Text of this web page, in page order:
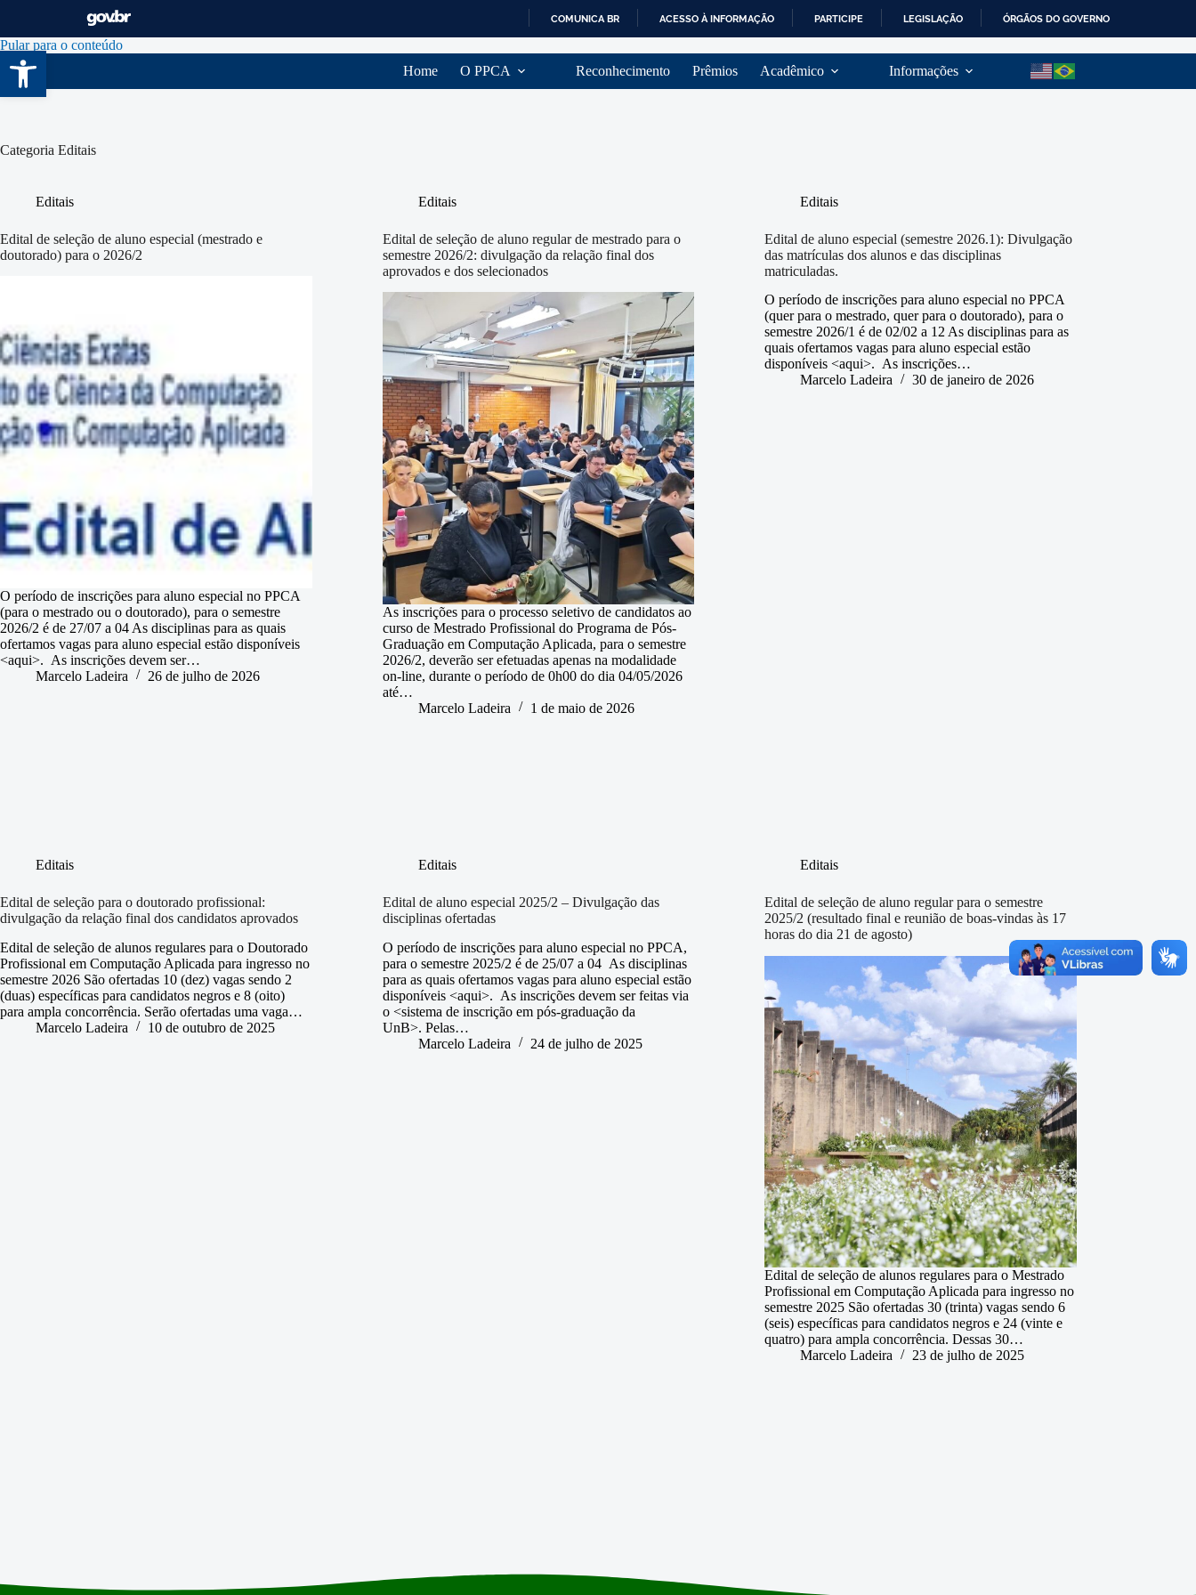
Abrir a barra de ferramentas
P
A
Ú
D
COMUNICA BR ACESSO À INFORMAÇÃO PARTICIPE LEGISLAÇÃO ÓRGÃOS DO GOVERNO
Pular para o conteúdo
Home
O PPCA Reconhecimento Prêmios Acadêmico Informações
Categoria Editais
Editais
Edital de seleção de aluno especial (mestrado e
doutorado) para o 2026/2
O período de inscrições para aluno especial no PPCA
(para o mestrado ou o doutorado), para o semestre
2026/2 é de 27/07 a 04 As disciplinas para as quais
ofertamos vagas para aluno especial estão disponíveis
<aqui>. As inscrições devem ser…
Marcelo Ladeira
26 de julho de 2026
Editais
Edital de seleção de aluno regular de mestrado para o
semestre 2026/2: divulgação da relação final dos
aprovados e dos selecionados
As inscrições para o processo seletivo de candidatos ao
curso de Mestrado Profissional do Programa de Pós-
Graduação em Computação Aplicada, para o semestre
2026/2, deverão ser efetuadas apenas na modalidade
on-line, durante o período de 0h00 do dia 04/05/2026
até…
Marcelo Ladeira
1 de maio de 2026
Editais
Edital de aluno especial (semestre 2026.1): Divulgação
das matrículas dos alunos e das disciplinas
matriculadas.
O período de inscrições para aluno especial no PPCA
(quer para o mestrado, quer para o doutorado), para o
semestre 2026/1 é de 02/02 a 12 As disciplinas para as
quais ofertamos vagas para aluno especial estão
disponíveis <aqui>. As inscrições…
Marcelo Ladeira
30 de janeiro de 2026
Editais
Edital de seleção para o doutorado profissional:
divulgação da relação final dos candidatos aprovados
Edital de seleção de alunos regulares para o Doutorado
Profissional em Computação Aplicada para ingresso no
semestre 2026 São ofertadas 10 (dez) vagas sendo 2
(duas) específicas para candidatos negros e 8 (oito)
para ampla concorrência. Serão ofertadas uma vaga…
Marcelo Ladeira
10 de outubro de 2025
Editais
Edital de aluno especial 2025/2 – Divulgação das
disciplinas ofertadas
O período de inscrições para aluno especial no PPCA,
para o semestre 2025/2 é de 25/07 a 04 As disciplinas
para as quais ofertamos vagas para aluno especial estão
disponíveis <aqui>. As inscrições devem ser feitas via
o <sistema de inscrição em pós-graduação da
UnB>. Pelas…
Marcelo Ladeira
24 de julho de 2025
Editais
Edital de seleção de aluno regular para o semestre
2025/2 (resultado final e reunião de boas-vindas às 17
horas do dia 21 de agosto)
Edital de seleção de alunos regulares para o Mestrado
Profissional em Computação Aplicada para ingresso no
semestre 2025 São ofertadas 30 (trinta) vagas sendo 6
(seis) específicas para candidatos negros e 24 (vinte e
quatro) para ampla concorrência. Dessas 30…
Marcelo Ladeira
23 de julho de 2025